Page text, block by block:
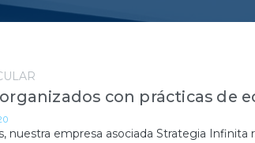
con prácticas de
nuestra empresa asociada Strategia Infinita